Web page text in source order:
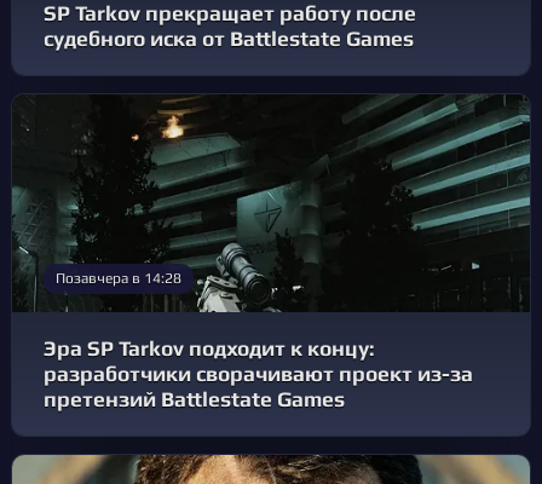
SP Tarkov прекращает работу после
судебного иска от Battlestate Games
Позавчера в 14:28
Эра SP Tarkov подходит к концу:
разработчики сворачивают проект из-за
претензий Battlestate Games